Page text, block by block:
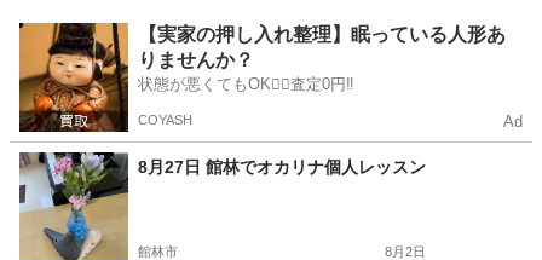
群馬 館林市 館林駅 その他 リズム
【実家の押し入れ整理】眠っている人形あ
りませんか？
状態が悪くてもOK🙆‍♀️査定0円‼️
COYASH Ad
8月27日 館林でオカリナ個人レッスン
館林市 8月2日